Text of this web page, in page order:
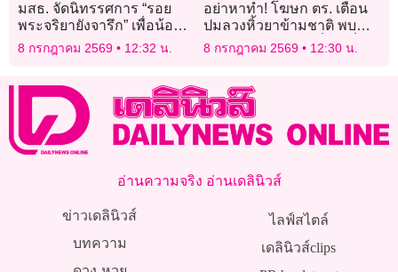
มสธ. จัดนิทรรศการ “รอย
พระจริยายังจารึก” เพื่อน้อม
สำนึกในพระมหากรุณาธิคุณ
และเฉลิมพระเกียรติ แด่ เจ้า
8 กรกฎาคม 2569 12:32 น.
อย่าหาทำ! โฆษก ตร. เตือน
ปมลวงหิ้วยาข้ามชาติ พบ
‘ร.ต.อ.หญิง’ ยังตกเป็นเหยื่อ
8 กรกฎาคม 2569 12:30 น.
อ่านความจริง อ่านเดลินิวส์
ข่าวเดลินิวส์
บทความ
ไลฟ์สไตล์
เดลินิวส์clips